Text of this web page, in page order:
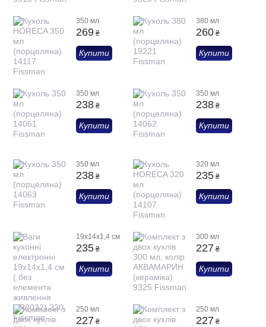
350 мл
269 ₴
Купити
380 мл
260 ₴
Купити
350 мл
238 ₴
Купити
350 мл
238 ₴
Купити
350 мл
238 ₴
Купити
320 мл
235 ₴
Купити
19x14x1,4 см
235 ₴
Купити
300 мл
227 ₴
Купити
250 мл
227 ₴
250 мл
227 ₴